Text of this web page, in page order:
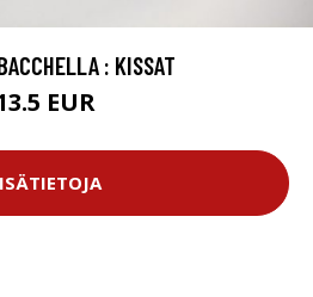
: KISSAT
EUR